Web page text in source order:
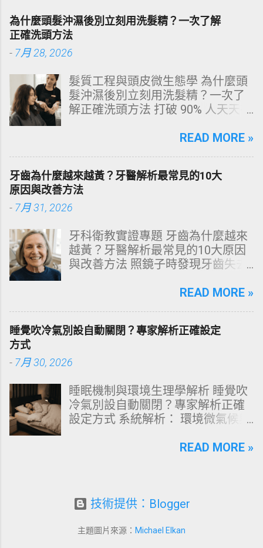
為什麼頭髮沖濕後別立刻用洗髮精？一次了解
正確洗頭方法
- 7月 28, 2026
髮質工程與頭皮微生態學 為什麼頭
髮沖濕後別立刻用洗髮精？一次了
解正確洗頭方法 打破 90% 人天天在
構化思維，拆解頭皮清潔的物理與
康髮質。 💡 理性思維考題：你是否
天天洗頭，頭皮卻依然半天就出
油、發癢，甚至掉髮嚴重？ 絕大多
數人的頭皮問題，並不是洗髮精買
了」。當你蓮蓬頭剛淋濕頭髮，下
一秒就把濃縮洗髮精直接抹在頭皮
上時，你已經親手觸發了一連串破
過嚴密的邏輯分析，為你解構正確
快速導覽目錄 一、 盲點剖析：沖濕
立刻塗洗髮精，為何是毀髮災難？
Wash）」的物理學與生物學底層邏
「雙重洗髮黃金公式」 四、 全流程
對比：正確洗頭與錯誤習慣的系統
差異 五、 破除迷思：7 個被誤傳已
測：建構個人化高效護髮工作流
精、搓揉、沖水」這四個動作。然
度，洗頭是一場精密的 表面張力改
READ MORE »
牙齒為什麼越來越黃？牙醫解析最常見的10大
原因與改善方法
- 7月 31, 2026
牙科衛教實證專題 牙齒為什麼越來
越黃？牙醫解析最常見的10大原因
與改善方法 照鏡子時發現牙齒失去
文由專業牙科思維出發，深度剖析
源性染色成因，並提供精準有效的
改善與美白對策。 📋 文章快速導覽
琺瑯質與象牙質 二、 牙齒變黃的10
源性變色的自我檢視 四、 5大專業
牙醫美白療程評估與比較 五、 避坑
指南：破除3大網路美白偏方迷思
理策略 一、 牙齒顏色的生物學本
的透明或半透明組織組成的 琺瑯質
在琺瑯質內層的則是微黃色的 象牙
READ MORE »
睡覺吹冷氣別設自動關閉？專家解析正確設定
方式
- 7月 30, 2026
睡眠機制與環境生理學解析 睡覺吹
冷氣別設自動關閉？專家解析正確
設定方式 系統解析： 環境微氣候與
鐘 深夜三點突然醒來、渾身大汗，
的必然結果。 多數人為了節省電費
為 2 至 3 小時後自動關機。從大腦
READ MORE »
技術提供：Blogger
主題圖片來源： Michael Elkan